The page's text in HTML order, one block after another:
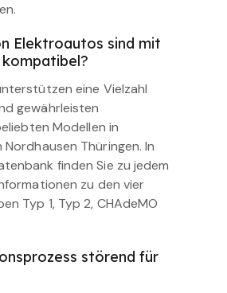
Elektroautos sind mit
eine Vielzahl
gewährleisten
Modellen in
Nordhausen Thüringen. In
finden Sie zu jedem
zu den vier
Typ 1, Typ 2, CHAdeMO
störend für